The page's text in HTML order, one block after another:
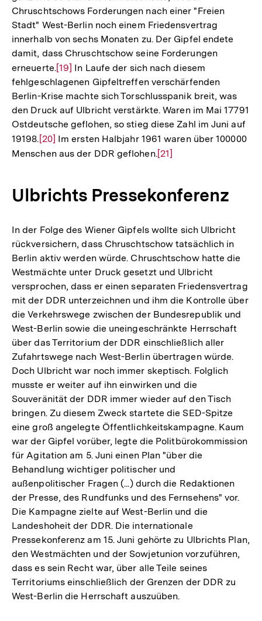
Chruschtschows Forderungen nach einer "Freien
Stadt" West-Berlin noch einem Friedensvertrag
innerhalb von sechs Monaten zu. Der Gipfel endete
damit, dass Chruschtschow seine Forderungen
erneuerte.Zur
Auflösung
der
Fußnote
[19] In Laufe der sich nach diesem
fehlgeschlagenen Gipfeltreffen verschärfenden
Berlin-Krise machte sich Torschlusspanik breit, was
den Druck auf Ulbricht verstärkte. Waren im Mai 17791
Ostdeutsche geflohen, so stieg diese Zahl im Juni auf
19198. Zur
Auflösung
[20] Im ersten Halbjahr 1961 waren über 100000
Menschen aus der DDR geflohen.Zur
Fußnote
[21]
Ulbrichts Pressekonferenz
In der Folge des Wiener Gipfels wollte sich Ulbricht
rückversichern, dass Chruschtschow tatsächlich in
Berlin aktiv werden würde. Chruschtschow hatte die
Westmächte unter Druck gesetzt und Ulbricht
versprochen, dass er einen separaten Friedensvertrag
mit der DDR unterzeichnen und ihm die Kontrolle über
die Verkehrswege zwischen der Bundesrepublik und
West-Berlin sowie die uneingeschränkte Herrschaft
über das Territorium der DDR einschließlich aller
Zufahrtswege nach West-Berlin übertragen würde.
Doch Ulbricht war noch immer skeptisch. Folglich
musste er weiter auf ihn einwirken und die
Souveränität der DDR immer wieder auf den Tisch
bringen. Zu diesem Zweck startete die SED-Spitze
eine groß angelegte Öffentlichkeitskampagne. Kaum
war der Gipfel vorüber, legte die Politbürokommission
für Agitation am 5. Juni einen Plan "über die
Behandlung wichtiger politischer und
außenpolitischer Fragen (...) durch die Redaktionen
der Presse, des Rundfunks und des Fernsehens" vor.
Die Kampagne zielte auf West-Berlin und die
Landeshoheit der DDR. Die internationale
Pressekonferenz am 15. Juni gehörte zu Ulbrichts Plan,
den Westmächten und der Sowjetunion vorzuführen,
dass es sein Recht war, über alle Teile seines
Territoriums einschließlich der Grenzen der DDR zu
West-Berlin die Herrschaft auszuüben.